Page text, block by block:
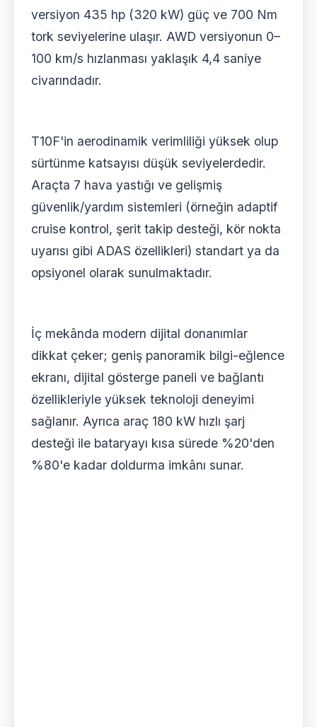
versiyon 435 hp (320 kW) güç ve 700 Nm
tork seviyelerine ulaşır. AWD versiyonun 0–
100 km/s hızlanması yaklaşık 4,4 saniye
civarındadır.
T10F'in aerodinamik verimliliği yüksek olup
sürtünme katsayısı düşük seviyelerdedir.
Araçta 7 hava yastığı ve gelişmiş
güvenlik/yardım sistemleri (örneğin adaptif
cruise kontrol, şerit takip desteği, kör nokta
uyarısı gibi ADAS özellikleri) standart ya da
opsiyonel olarak sunulmaktadır.
İç mekânda modern dijital donanımlar
dikkat çeker; geniş panoramik bilgi-eğlence
ekranı, dijital gösterge paneli ve bağlantı
özellikleriyle yüksek teknoloji deneyimi
sağlanır. Ayrıca araç 180 kW hızlı şarj
desteği ile bataryayı kısa sürede %20'den
%80'e kadar doldurma imkânı sunar.